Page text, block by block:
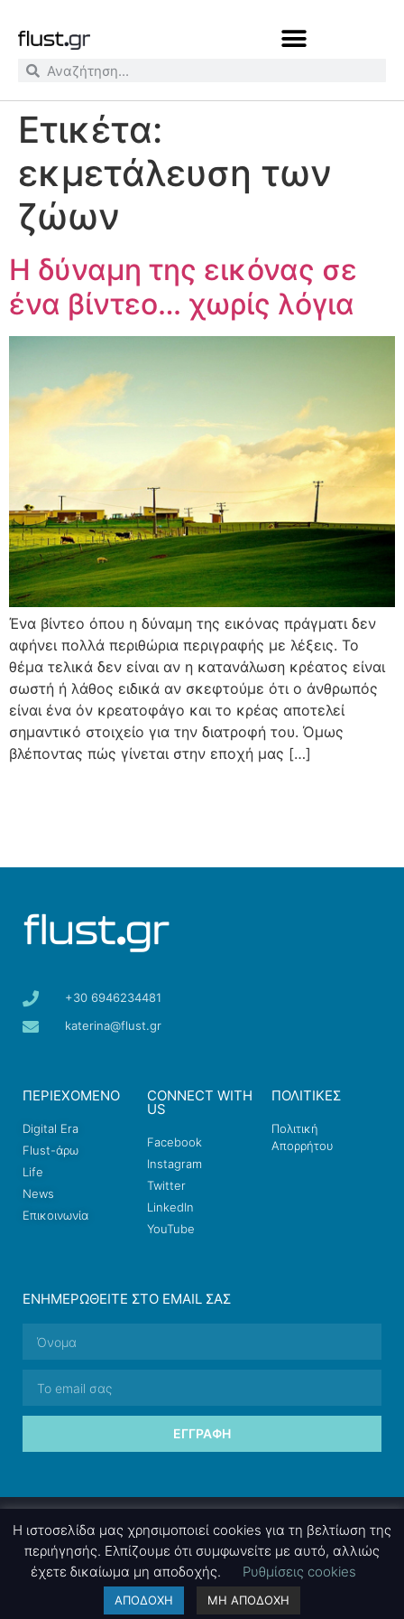
Ετικέτα:
εκμετάλευση των
ζώων
Η δύναμη της εικόνας σε
ένα βίντεο… χωρίς λόγια
Ένα βίντεο όπου η δύναμη της εικόνας πράγματι δεν
αφήνει πολλά περιθώρια περιγραφής με λέξεις. Το
θέμα τελικά δεν είναι αν η κατανάλωση κρέατος είναι
σωστή ή λάθος ειδικά αν σκεφτούμε ότι ο άνθρωπός
είναι ένα όν κρεατοφάγο και το κρέας αποτελεί
σημαντικό στοιχείο για την διατροφή του. Όμως
βλέποντας πώς γίνεται στην εποχή μας […]
+30 6946234481
katerina@flust.gr
ΠΕΡΙΕΧΟΜΕΝΟ
Digital Era
Flust-άρω
Life
News
Επικοινωνία
CONNECT WITH
US
Facebook
Instagram
Twitter
LinkedIn
YouTube
ΠΟΛΙΤΙΚΕΣ
Πολιτική
Απορρήτου
ΕΝΗΜΕΡΩΘΕΊΤΕ ΣΤΟ EMAIL ΣΑΣ
ΕΓΓΡΑΦΉ
nettings, ltd . Powered bymgk
Η ιστοσελίδα μας χρησιμοποιεί cookies για τη βελτίωση της
περιήγησής. Ελπίζουμε ότι συμφωνείτε με αυτό, αλλιώς
έχετε δικαίωμα μη αποδοχής.
Ρυθμίσεις cookies
ΑΠΟΔΟΧΗ ΜΗ ΑΠΟΔΟΧΗ